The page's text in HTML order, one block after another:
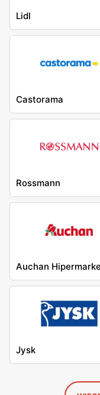
Lidl
Castorama
Rossmann
Auchan
Jysk